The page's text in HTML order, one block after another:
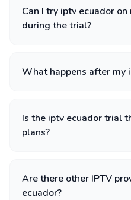
Can I try iptv ecuador
during the trial?
What happens after my
Is the iptv ecuador trial
plans?
Are there other IPTV
ecuador?